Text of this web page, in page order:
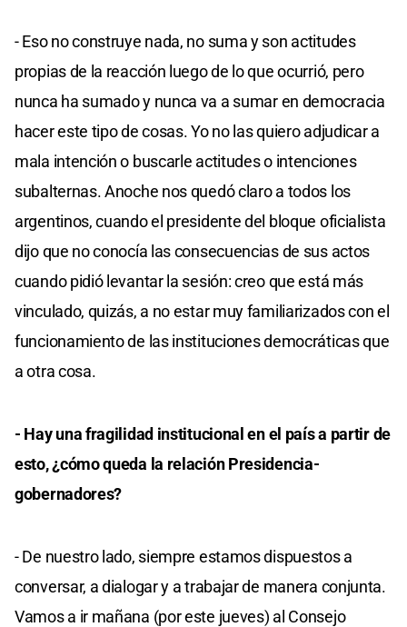
- Eso no construye nada, no suma y son actitudes
propias de la reacción luego de lo que ocurrió, pero
nunca ha sumado y nunca va a sumar en democracia
hacer este tipo de cosas. Yo no las quiero adjudicar a
mala intención o buscarle actitudes o intenciones
subalternas. Anoche nos quedó claro a todos los
argentinos, cuando el presidente del bloque oficialista
dijo que no conocía las consecuencias de sus actos
cuando pidió levantar la sesión: creo que está más
vinculado, quizás, a no estar muy familiarizados con el
funcionamiento de las instituciones democráticas que
a otra cosa.
- Hay una fragilidad institucional en el país a partir de
esto, ¿cómo queda la relación Presidencia-
gobernadores?
- De nuestro lado, siempre estamos dispuestos a
conversar, a dialogar y a trabajar de manera conjunta.
Vamos a ir mañana (por este jueves) al Consejo